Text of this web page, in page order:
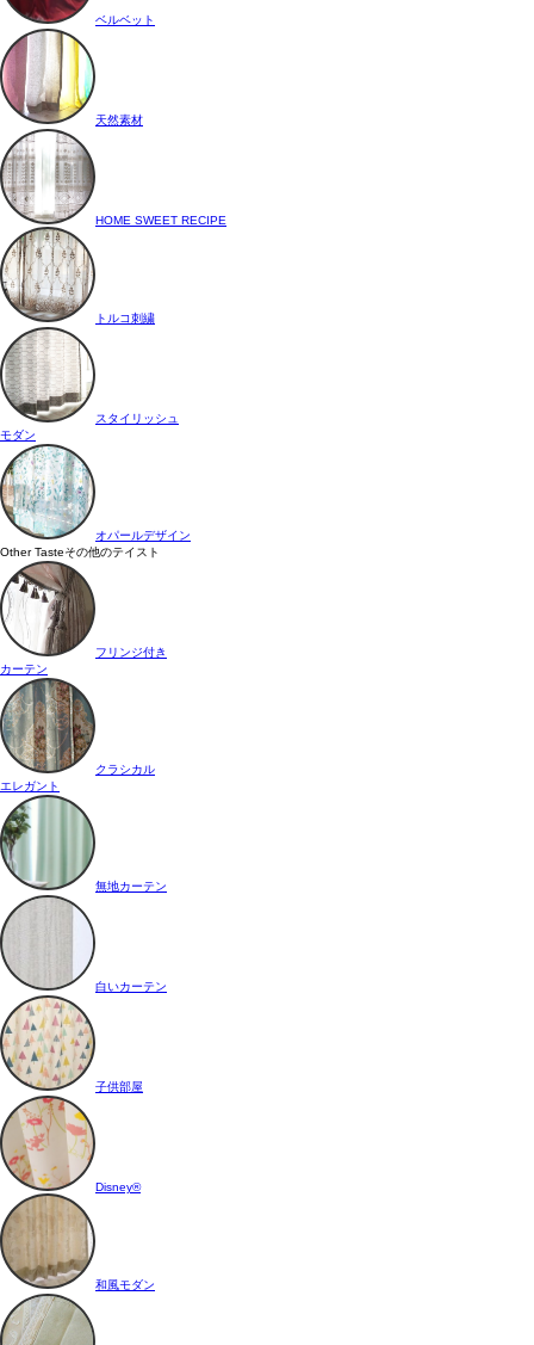
ベルベット
天然素材
HOME SWEET RECIPE
トルコ刺繍
スタイリッシュ
モダン
オパールデザイン
Other Tasteその他のテイスト
フリンジ付き
カーテン
クラシカル
エレガント
無地カーテン
白いカーテン
子供部屋
Disney®
和風モダン